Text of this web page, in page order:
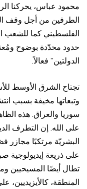
محمود عباس، يحركنا
الطرفين من أجل وقف
الفلسطيني كما للشعب
حدود محدّدة بوضوح
الدولتين” فعالاً.
تجتاح الشرق الأوسط
وتبعاتها مخيفة بسبب
سوريا والعراق. هذه
على الله. إن التطرف
البشريّة مرتكبًا مجازر
على ذريعة إيديولوجية
تطال أيضًا المسيحيين
المنطقة، كالأيزيديين،